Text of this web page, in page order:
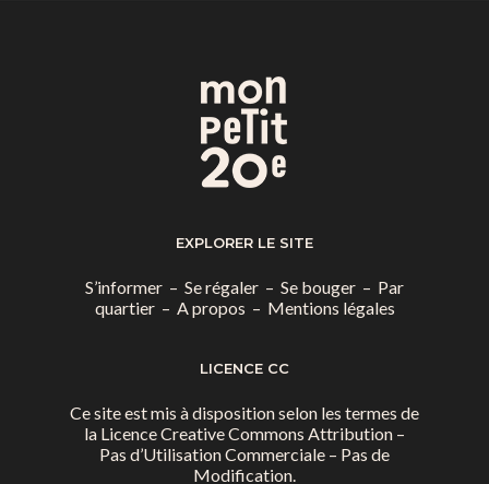
EXPLORER LE SITE
S’informer – Se régaler – Se bouger – Par
quartier– A propos – Mentions légales
LICENCE CC
Ce site est mis à disposition selon les termes de
la Licence Creative Commons Attribution –
Pas d’Utilisation Commerciale – Pas de
Modification.